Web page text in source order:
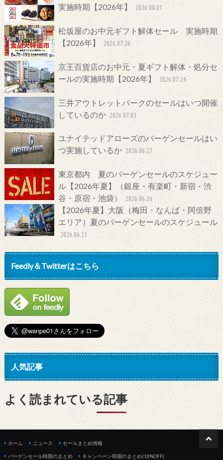
実施時期【2026年】
2026.08.01
松坂屋のお中元ギフト解体セール 実施時期
【2026年】
2026.07.26
京王百貨店のお中元・夏ギフト解体・処分セ
ールの実施時期【2026年】
2026.07.24
三井アウトレットパークのセールはいつ開催
しているのか 2026.07.03
ユナイテッドアローズのバーゲンセールはい
つ実施しているか 2026.06.27
東京都内 夏のバーゲンセールのスケジュー
ル【2026年夏】（銀座・有楽町・新宿・渋
谷・原宿・池袋）
2026.06.26
【2026年夏】大阪（梅田・なんば・阿倍野
エリア）夏のバーゲンセールのスケジュール
2026.06.25
Feedly＆Twitterはこちら
人気記事
よく読まれている記事
ホーム ニュース セールまとめ情報
バーゲンセール時期のまとめ キャンペーン時期のまとめ(10%OFF)